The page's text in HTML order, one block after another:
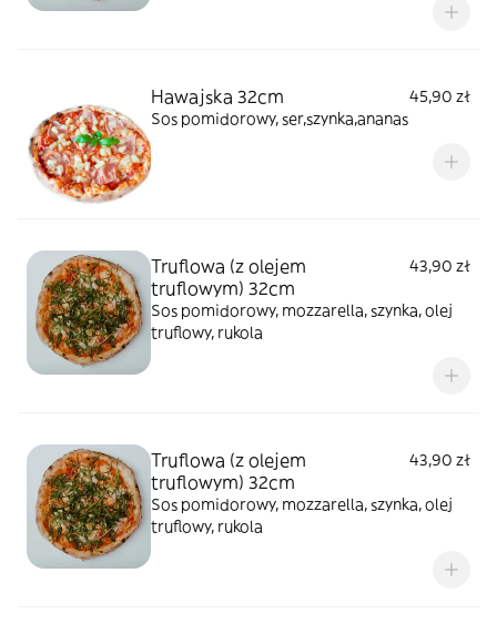
Hawajska 32cm
45,90 zł
Sos pomidorowy, ser,szynka,ananas
Truflowa (z olejem
truflowym) 32cm
43,90 zł
Sos pomidorowy, mozzarella, szynka, olej
truflowy, rukola
Truflowa (z olejem
truflowym) 32cm
43,90 zł
Sos pomidorowy, mozzarella, szynka, olej
truflowy, rukola